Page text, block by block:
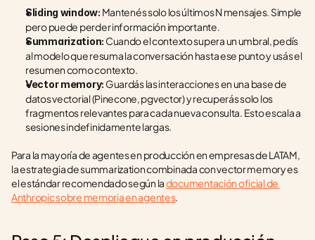
Sliding window: Mantenés solo los últimos N mensajes. Simple
pero puede perder información importante.
Summarization: Cuando el contexto supera un umbral, pedís
al modelo que resuma la conversación hasta ese punto y usás el
resumen como contexto.
Vector memory: Guardás las interacciones en una base de
datos vectorial (Pinecone, pgvector) y recuperás solo los
fragmentos relevantes para cada nueva consulta. Esto escala a
sesiones indefinidamente largas.
Para la mayoría de agentes en producción en empresas de LATAM,
la estrategia de summarization combinada con vector memory es
el estándar recomendado según la documentación oficial de
Anthropic sobre memoria en agentes.